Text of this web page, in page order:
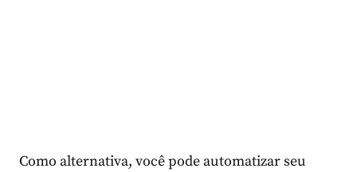
Como alternativa, você pode automatizar seu